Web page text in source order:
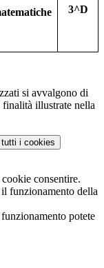
3^D
si avvalgono di
illustrate nella
i cookies
consentire.
funzionamento della
potete